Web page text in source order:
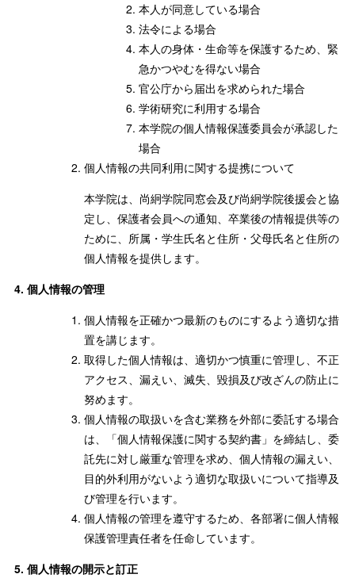
本人が同意している場合
法令による場合
本人の身体・生命等を保護するため、緊
急かつやむを得ない場合
官公庁から届出を求められた場合
学術研究に利用する場合
本学院の個人情報保護委員会が承認した
場合
個人情報の共同利用に関する提携について
本学院は、尚絅学院同窓会及び尚絅学院後援会と協
定し、保護者会員への通知、卒業後の情報提供等の
ために、所属・学生氏名と住所・父母氏名と住所の
個人情報を提供します。
個人情報の管理
個人情報を正確かつ最新のものにするよう適切な措
置を講じます。
取得した個人情報は、適切かつ慎重に管理し、不正
アクセス、漏えい、滅失、毀損及び改ざんの防止に
努めます。
個人情報の取扱いを含む業務を外部に委託する場合
は、「個人情報保護に関する契約書」を締結し、委
託先に対し厳重な管理を求め、個人情報の漏えい、
目的外利用がないよう適切な取扱いについて指導及
び管理を行います。
個人情報の管理を遵守するため、各部署に個人情報
保護管理責任者を任命しています。
個人情報の開示と訂正